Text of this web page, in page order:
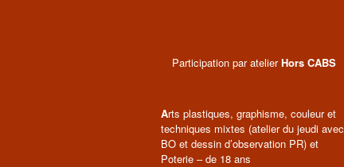
Participation par atelierHors CABS
Arts plastiques, graphisme, couleur et
techniques mixtes (atelier du jeudi avec
BO et dessin d’observation PR) et
Poterie – de 18 ans